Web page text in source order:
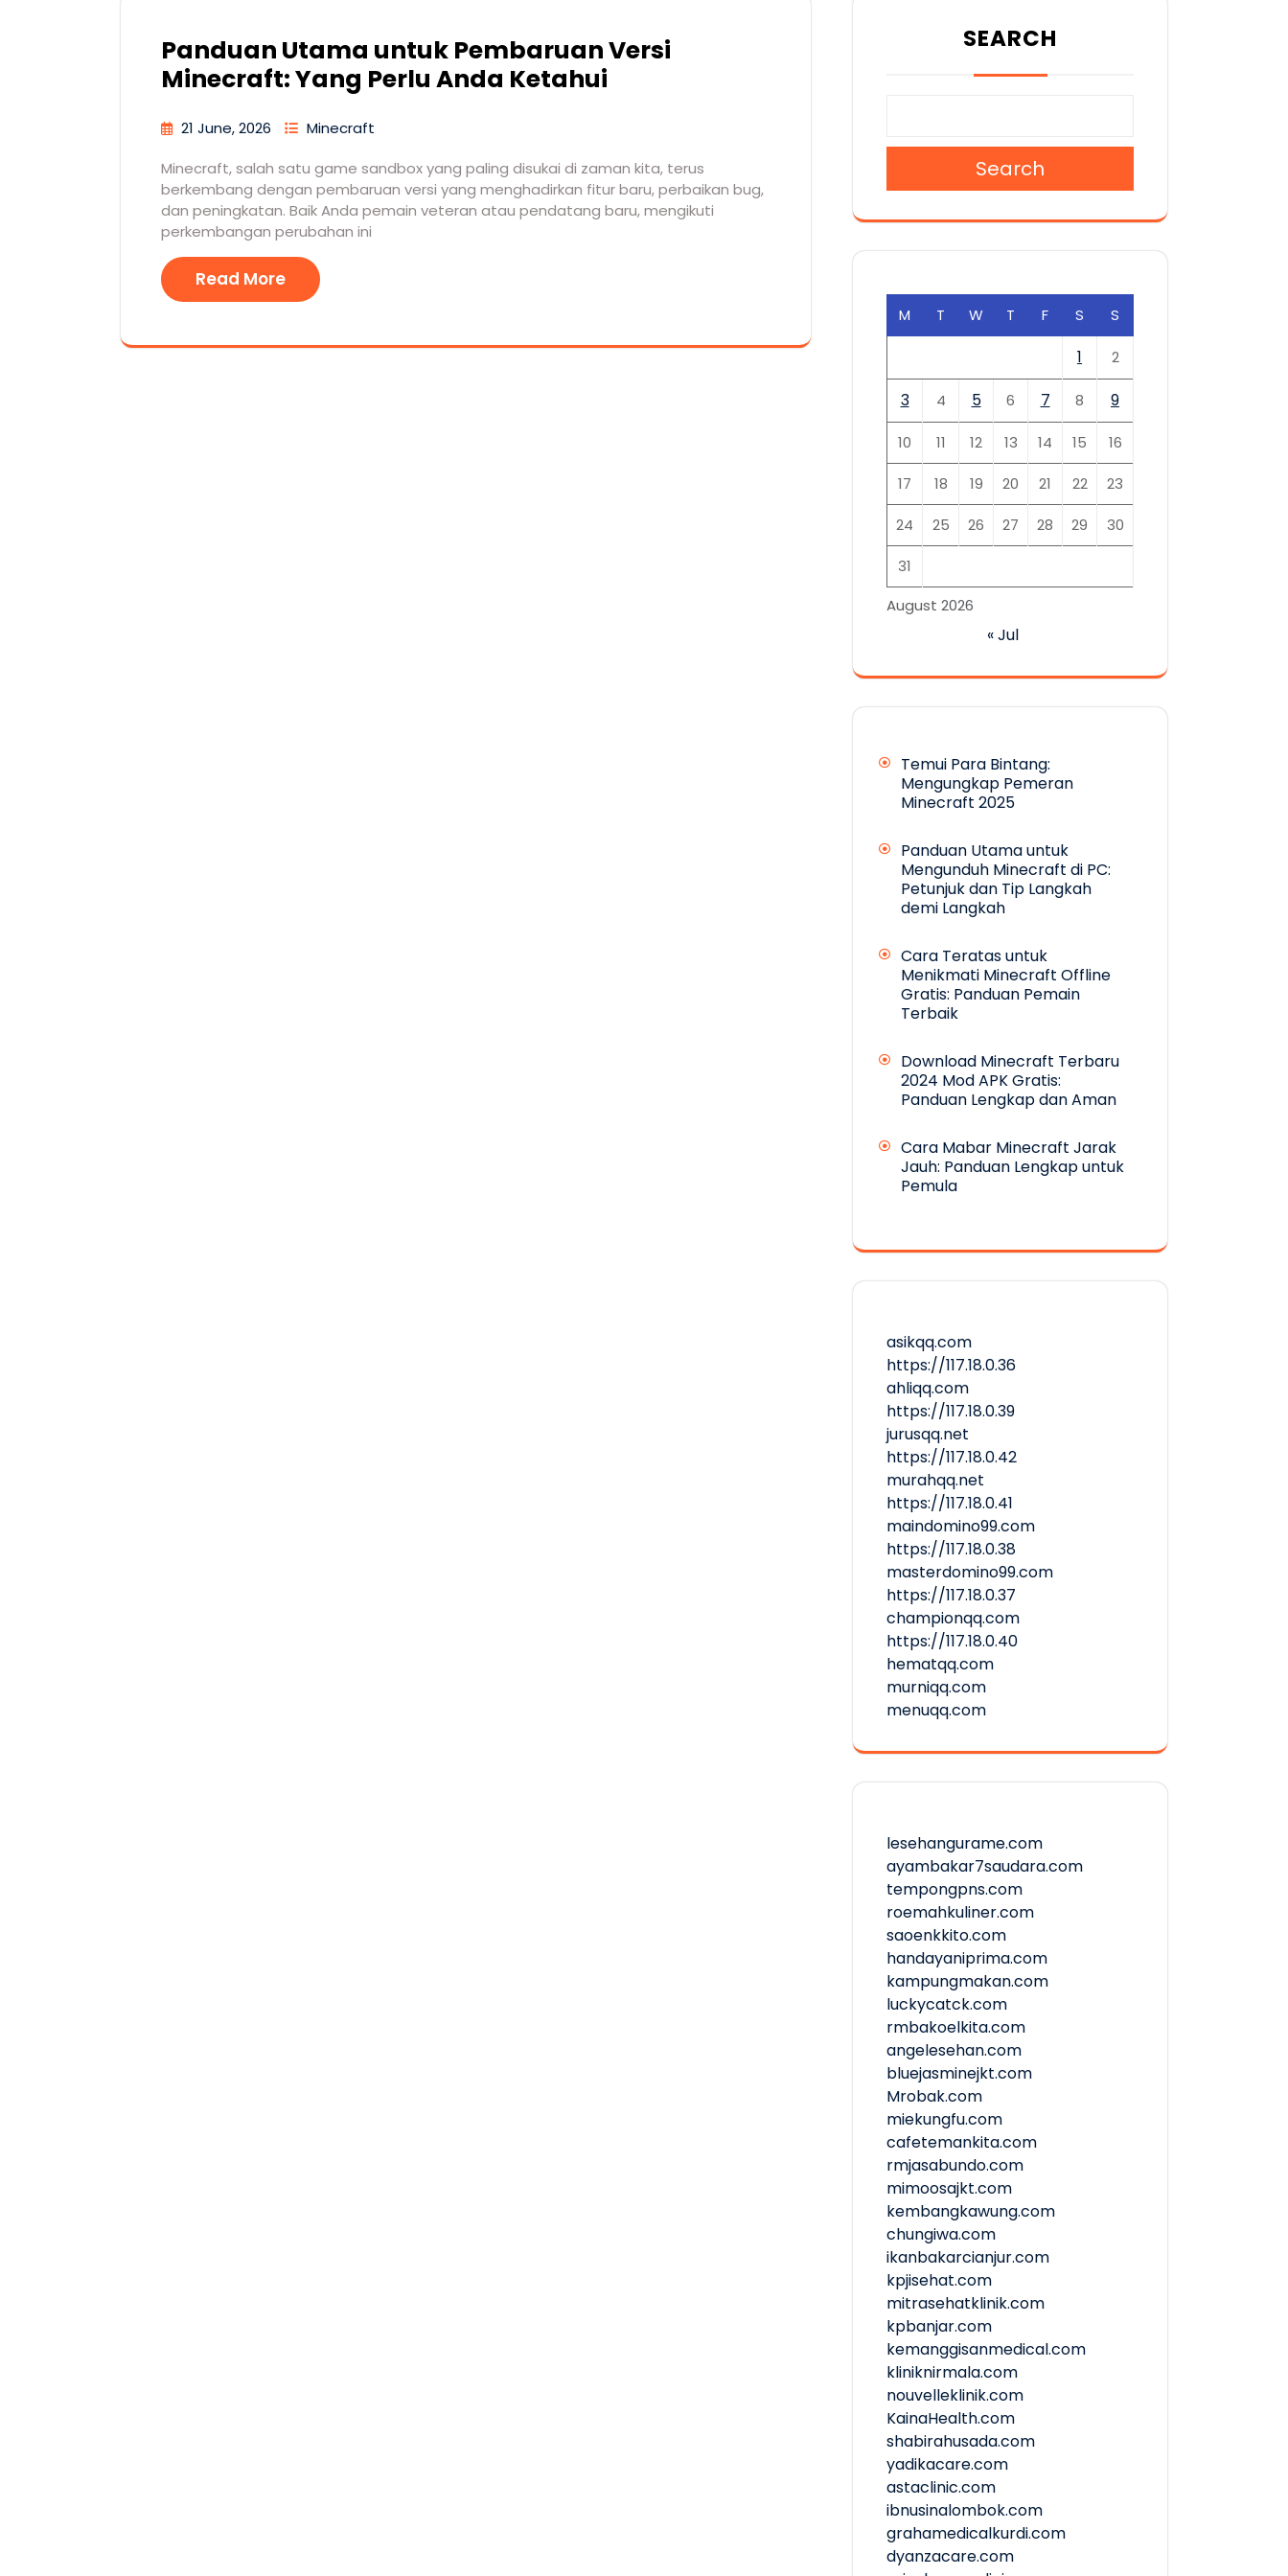
Panduan Utama untuk Pembaruan Versi
Minecraft: Yang Perlu Anda Ketahui
21 June, 2026
Minecraft
Minecraft, salah satu game sandbox yang paling disukai di zaman kita, terus
berkembang dengan pembaruan versi yang menghadirkan fitur baru, perbaikan bug,
dan peningkatan. Baik Anda pemain veteran atau pendatang baru, mengikuti
perkembangan perubahan ini
Read More
SEARCH
Search
August 2026
M T W T F S S
1 2
3 4 5 6 7 8 9
10 11 12 13 14 15 16
17 18 19 20 21 22 23
24 25 26 27 28 29 30
31
« Jul
Temui Para Bintang:
Mengungkap Pemeran
Minecraft 2025
Panduan Utama untuk
Mengunduh Minecraft di PC:
Petunjuk dan Tip Langkah
demi Langkah
Cara Teratas untuk
Menikmati Minecraft Offline
Gratis: Panduan Pemain
Terbaik
Download Minecraft Terbaru
2024 Mod APK Gratis:
Panduan Lengkap dan Aman
Cara Mabar Minecraft Jarak
Jauh: Panduan Lengkap untuk
Pemula
asikqq.com
https://117.18.0.36
ahliqq.com
https://117.18.0.39
jurusqq.net
https://117.18.0.42
murahqq.net
https://117.18.0.41
maindomino99.com
https://117.18.0.38
masterdomino99.com
https://117.18.0.37
championqq.com
https://117.18.0.40
hematqq.com
murniqq.com
menuqq.com
lesehangurame.com
ayambakar7saudara.com
tempongpns.com
roemahkuliner.com
saoenkkito.com
handayaniprima.com
kampungmakan.com
luckycatck.com
rmbakoelkita.com
angelesehan.com
bluejasminejkt.com
Mrobak.com
miekungfu.com
cafetemankita.com
rmjasabundo.com
mimoosajkt.com
kembangkawung.com
chungiwa.com
ikanbakarcianjur.com
kpjisehat.com
mitrasehatklinik.com
kpbanjar.com
kemanggisanmedical.com
kliniknirmala.com
nouvelleklinik.com
KainaHealth.com
shabirahusada.com
yadikacare.com
astaclinic.com
ibnusinalombok.com
grahamedicalkurdi.com
dyanzacare.com